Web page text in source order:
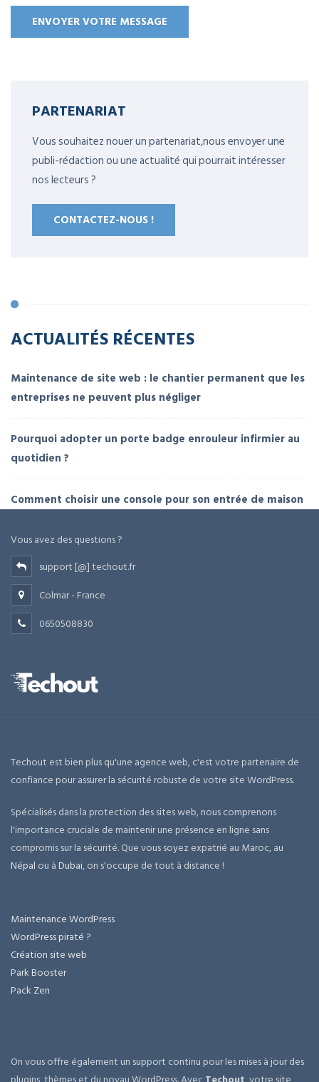
PARTENARIAT
Vous souhaitez nouer un partenariat,nous envoyer une
publi-rédaction ou une actualité qui pourrait intéresser
nos lecteurs ?
CONTACTEZ-NOUS !
ACTUALITÉS RÉCENTES
Maintenance de site web : le chantier permanent que les
entreprises ne peuvent plus négliger
Pourquoi adopter un porte badge enrouleur infirmier au
quotidien ?
Comment choisir une console pour son entrée de maison
Vous avez des questions ?
support [@] techout.fr
Colmar - France
0650508830
Techout est bien plus qu'une agence web, c'est votre partenaire de
confiance pour assurer la sécurité robuste de votre site WordPress.
Spécialisés dans la protection des sites web, nous comprenons
l'importance cruciale de maintenir une présence en ligne sans
compromis sur la sécurité. Que vous soyez expatrié au Maroc, au
Népal ou àDubai, on s'occupe de tout à distance !
Maintenance WordPress
WordPress piraté ?
Création site web
Park Booster
Pack Zen
On vous offre également un support continu pour les mises à jour des